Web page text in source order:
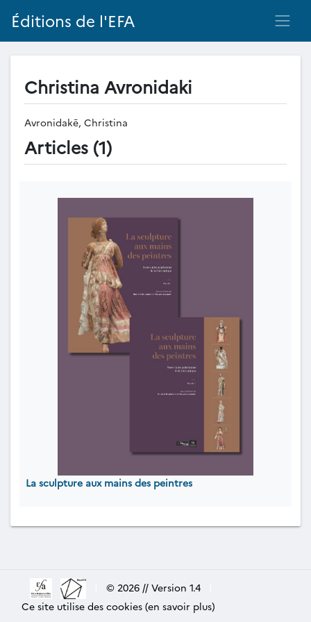
Éditions de l'EFA
Christina Avronidaki
Avronidakē, Christina
Articles (1)
La sculpture aux mains des peintres
© 2026 // Version 1.4
Ce site utilise des cookies (en savoir plus)